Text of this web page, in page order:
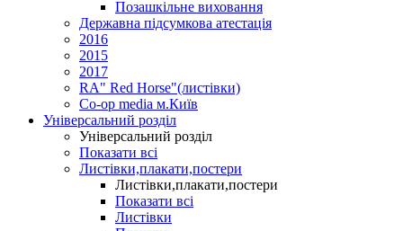
Позашкільне виховання
Державна підсумкова атестація
2016
2015
2017
RA" Red Horse"(листівки)
Co-op media м.Київ
Універсальний розділ
Універсальний розділ
Показати всі
Листівки,плакати,постери
Листівки,плакати,постери
Показати всі
Листівки